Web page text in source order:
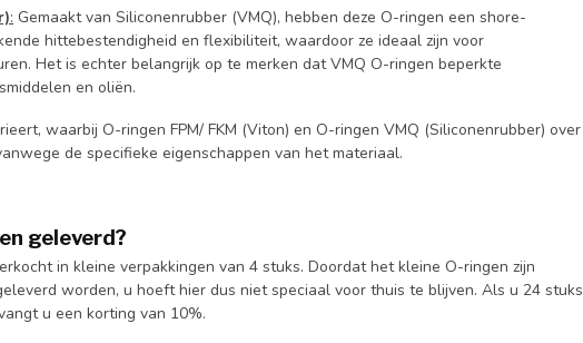
: Gemaakt van Siliconenrubber (VMQ), hebben deze O-ringen een shore-
hittebestendigheid en flexibiliteit, waardoor ze ideaal zijn voor
Het is echter belangrijk op te merken dat VMQ O-ringen beperkte
en oliën.
waarbij O-ringen FPM/ FKM (Viton) en O-ringen VMQ (Siliconenrubber) over
de specifieke eigenschappen van het materiaal.
geleverd?
in kleine verpakkingen van 4 stuks. Doordat het kleine O-ringen zijn
worden, u hoeft hier dus niet speciaal voor thuis te blijven. Als u 24 stuks
u een korting van 10%.